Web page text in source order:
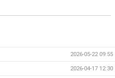
2026-05-22 09:55
2026-04-17 12:30